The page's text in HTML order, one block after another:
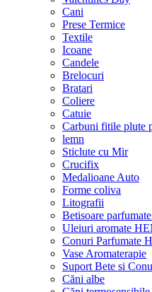
Cani
Prese Termice
Textile
Icoane
Candele
Brelocuri
Bratari
Coliere
Catuie
Carbuni fitile plute
lemn
Sticlute cu Mir
Crucifix
Medalioane Auto
Forme coliva
Litografii
Betisoare
Uleiuri aromate
Conuri Parfumate
Vase Aromaterapie
Suport Bete si
Căni albe